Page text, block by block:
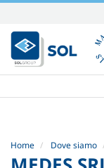
Salta
ai
contenuti.
|
alla
Home Dove siamo